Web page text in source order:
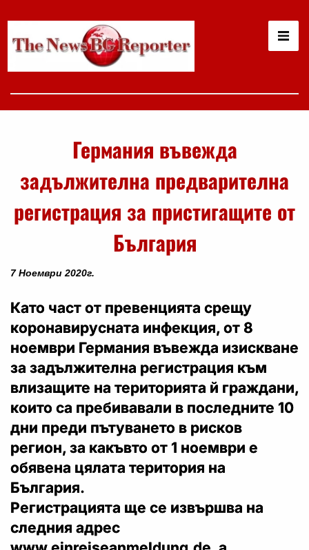
Германия въвежда
задължителна предварителна
регистрация за пристигащите от
България
7 Ноември 2020г.
Като част от превенцията срещу
коронавирусната инфекция, от 8
ноември Германия въвежда изискване
за задължителна регистрация към
влизащите на територията й граждани,
които са пребивавали в последните 10
дни преди пътуването в рисков
регион, за какъвто от 1 ноември е
обявена цялата територия на
България.
Регистрацията ще се извършва на
следния адрес